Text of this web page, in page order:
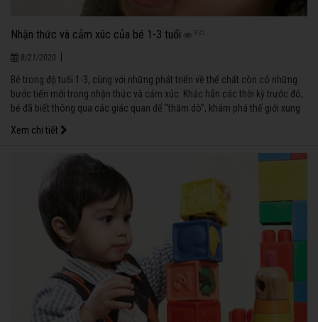
Nhận thức và cảm xúc của bé 1-3 tuổi 835
8/21/2020
Bé trong độ tuổi 1-3, cùng với những phát triển về thể chất còn có những
bước tiến mới trong nhận thức và cảm xúc. Khác hẳn các thời kỳ trước đó,
bé đã biết thông qua các giác quan để “thăm dò”, khám phá thế giới xung
thể giúp bé phát triển theo hướng tốt nhất.
Xem chi tiết